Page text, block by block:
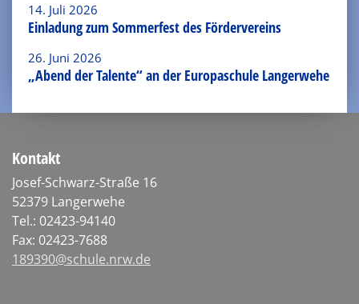
Thommes, Tanja
Mehr Info
14. Juli 2026
Einladung zum Sommerfest des Fördervereins
26. Juni 2026
„Abend der Talente“ an der Europaschule Langerwehe
Kontakt
Josef-Schwarz-Straße 16
52379 Langerwehe
Tel.: 02423-94140
Fax: 02423-7688
189390@schule.nrw.de